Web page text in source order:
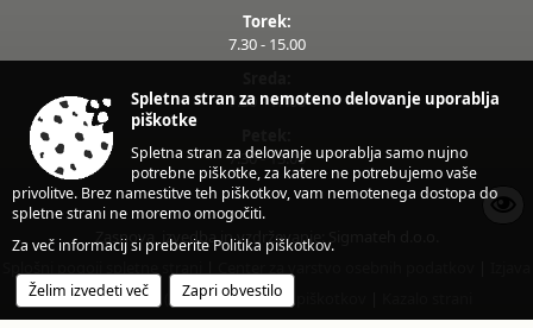
Torek:
7.30 - 15.00
7.30 - 17.00
7.30 - 13.00
Zasnova, izvedba in vzdrževanje: Sigmateh d.o.o.
o dostopnosti (ZDSMA)|Politika piškotkov
Spletna stran za nemoteno delovanje uporablja
piškotke
Spletna stran za delovanje uporablja samo nujno
potrebne piškotke, za katere ne potrebujemo vaše
privolitve. Brez namestitve teh piškotkov, vam nemotenega dostopa do
spletne strani ne moremo omogočiti.
Za več informacij si preberite Politika piškotkov.
Želim izvedeti več Zapri obvestilo